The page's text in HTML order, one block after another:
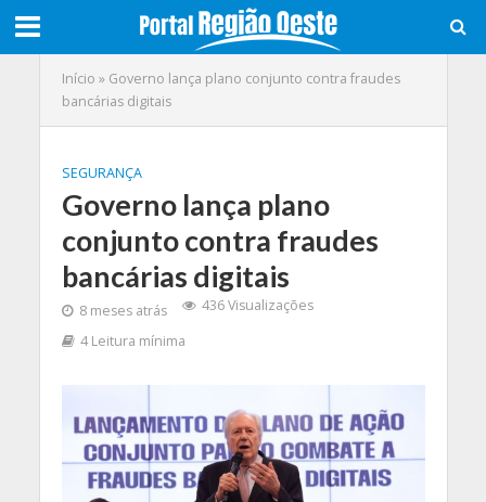
Início » Governo lança plano conjunto contra fraudes
bancárias digitais
SEGURANÇA
Governo lança plano
conjunto contra fraudes
bancárias digitais
8 meses atrás
436 Visualizações
4 Leitura mínima